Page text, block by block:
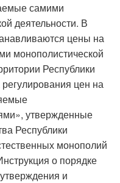
самими
деятельности. В
цены на
монополистической
Республики
цен на
утвержденные
Республики
монополий
о порядке
и